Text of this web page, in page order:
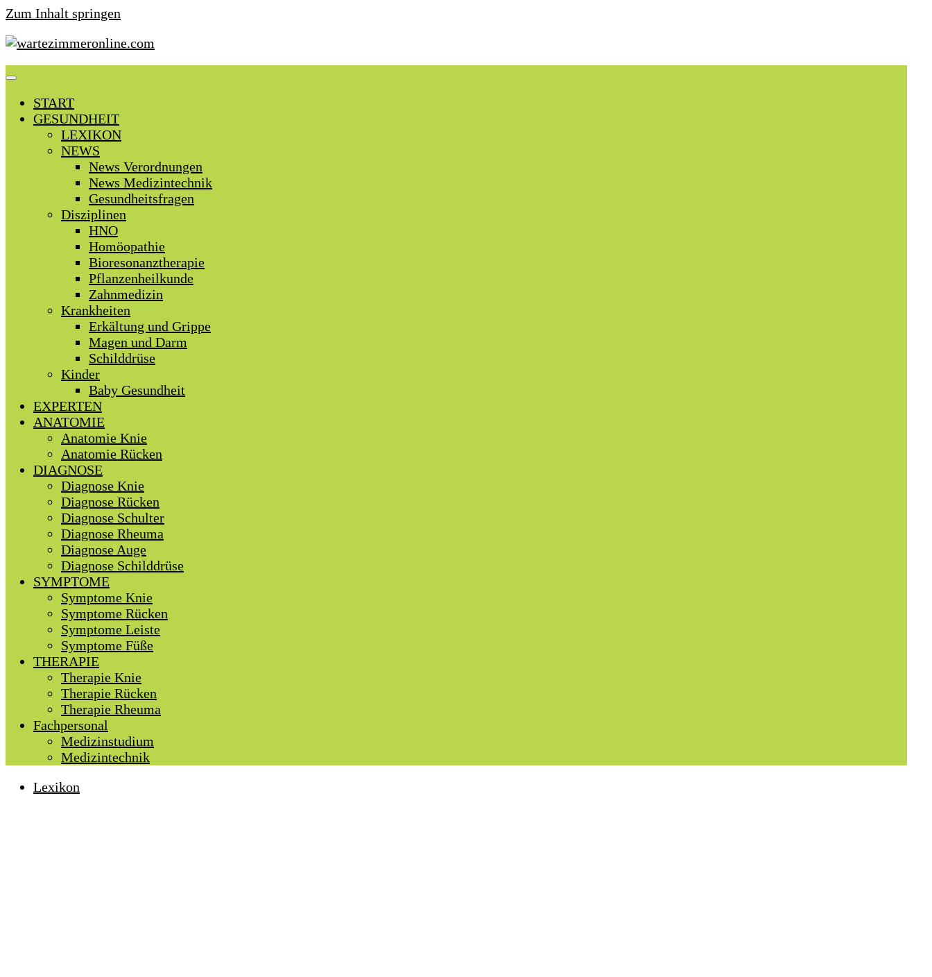
Zum Inhalt springen
START
GESUNDHEIT
LEXIKON
NEWS
News Verordnungen
News Medizintechnik
Gesundheitsfragen
Disziplinen
HNO
Homöopathie
Bioresonanztherapie
Pflanzenheilkunde
Zahnmedizin
Krankheiten
Erkältung und Grippe
Magen und Darm
Schilddrüse
Kinder
Baby Gesundheit
EXPERTEN
ANATOMIE
Anatomie Knie
Anatomie Rücken
DIAGNOSE
Diagnose Knie
Diagnose Rücken
Diagnose Schulter
Diagnose Rheuma
Diagnose Auge
Diagnose Schilddrüse
SYMPTOME
Symptome Knie
Symptome Rücken
Symptome Leiste
Symptome Füße
THERAPIE
Therapie Knie
Therapie Rücken
Therapie Rheuma
Fachpersonal
Medizinstudium
Medizintechnik
Lexikon